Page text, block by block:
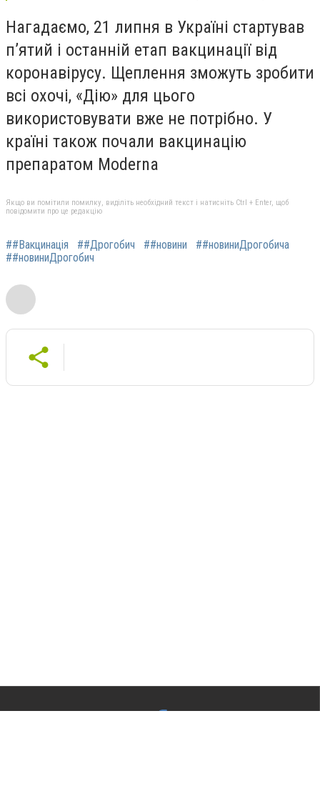
Нагадаємо, 21 липня в Україні стартував
пʼятий і останній етап вакцинації від
коронавірусу. Щеплення зможуть зробити
всі охочі, «Дiю» для цього
використовувати вже не потрібно. У
країні також почали вакцинацію
препаратом Moderna
Якщо ви помітили помилку, виділіть необхідний текст і натисніть Ctrl + Enter, щоб
повідомити про це редакцію
##Вакцинація ##Дрогобич ##новини
##новиниДрогобича
##новиниДрогобич